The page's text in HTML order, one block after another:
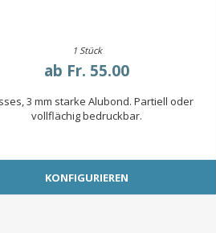
1 Stück
ab Fr. 55.00
3 mm starke Alubond. Partiell oder
vollflächig bedruckbar.
KONFIGURIEREN